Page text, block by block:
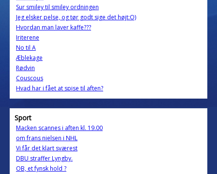
Sur smiley til smiley ordningen
Jeg elsker pelse, og tør godt sige det højt:O)
Hvordan man laver kaffe???
Iriterene
No til A
Æblekage
Rødvin
Couscous
Hvad har i fået at spise til aften?
Sport
Macken scannes i aften kl. 19.00
om frans nielsen i NHL
Vi får det klart sværest
DBU straffer Lyngby.
OB, et fynsk hold ?